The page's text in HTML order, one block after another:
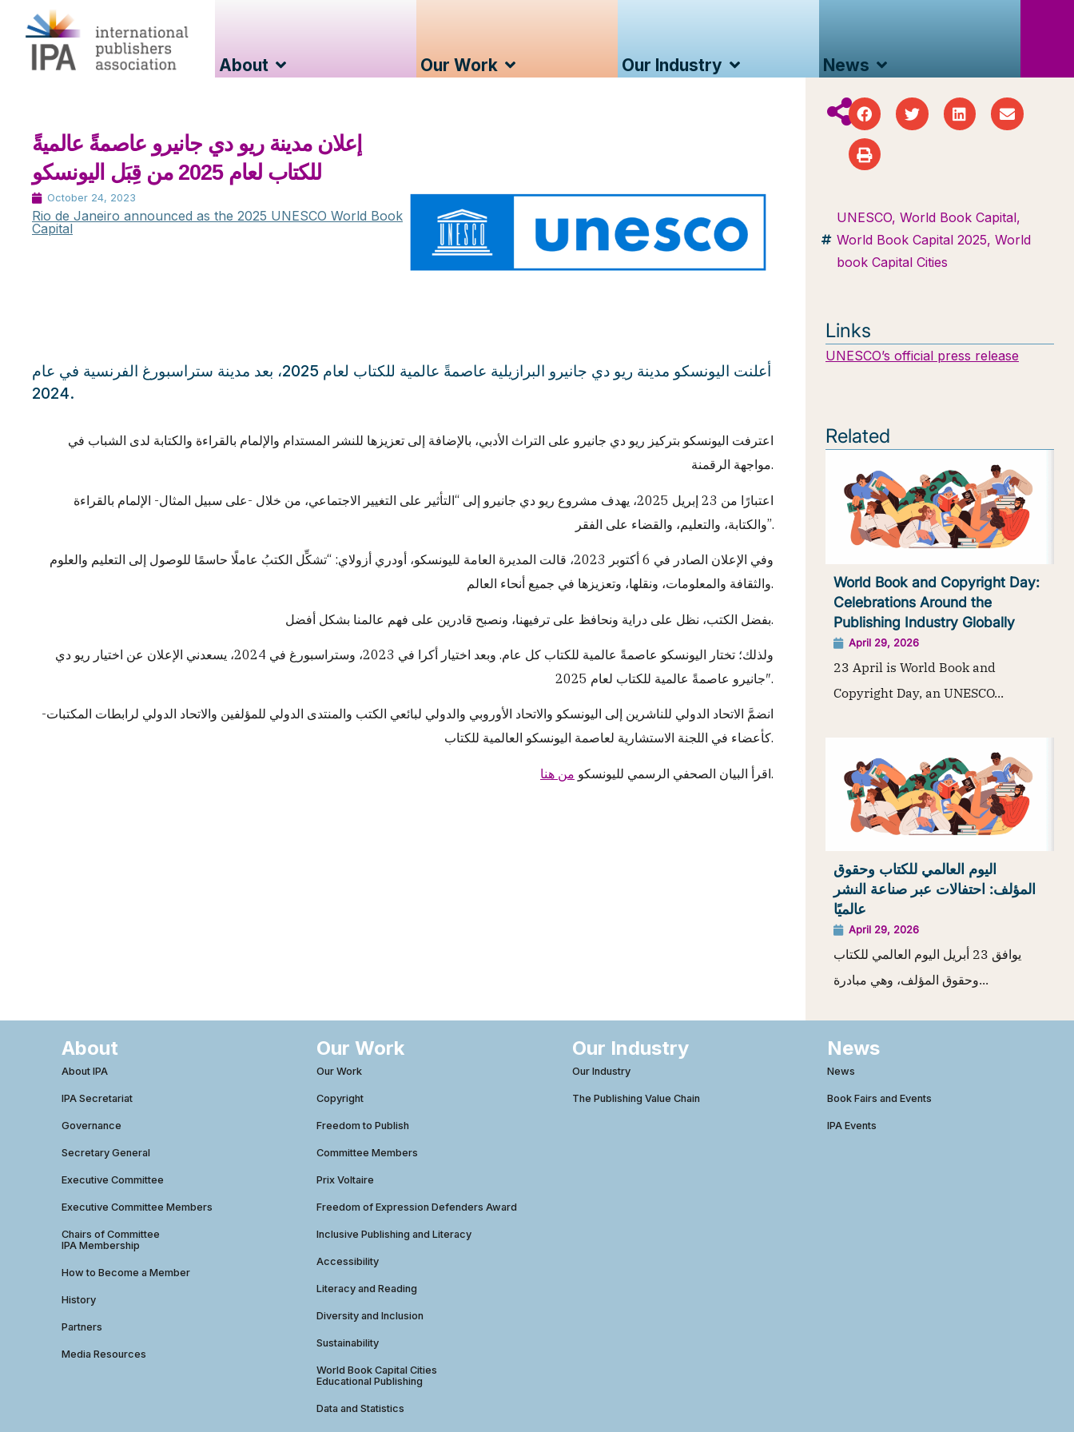
About Our Work Our Industry News
إعلان مدينة ريو دي جانيرو عاصمةً عالميةً
للكتاب لعام 2025 من قِبَل اليونسكو
October 24, 2023
Rio de Janeiro announced as the 2025 UNESCO World Book
Capital
أعلنت اليونسكو مدينة ريو دي جانيرو البرازيلية عاصمةً عالمية للكتاب لعام 2025، بعد مدينة ستراسبورغ الفرنسية في عام
2024.
اعترفت اليونسكو بتركيز ريو دي جانيرو على التراث الأدبي، بالإضافة إلى تعزيزها للنشر المستدام والإلمام بالقراءة والكتابة لدى الشباب في
مواجهة الرقمنة.
اعتبارًا من 23 إبريل 2025، يهدف مشروع ريو دي جانيرو إلى “التأثير على التغيير الاجتماعي، من خلال -على سبيل المثال- الإلمام بالقراءة
والكتابة، والتعليم، والقضاء على الفقر”.
وفي الإعلان الصادر في 6 أكتوبر 2023، قالت المديرة العامة لليونسكو، أودري أزولاي: “تشكِّل الكتبُ عاملًا حاسمًا للوصول إلى التعليم والعلوم
والثقافة والمعلومات، ونقلها، وتعزيزها في جميع أنحاء العالم.
بفضل الكتب، نظل على دراية ونحافظ على ترفيهنا، ونصبح قادرين على فهم عالمنا بشكل أفضل.
ولذلك؛ تختار اليونسكو عاصمةً عالمية للكتاب كل عام. وبعد اختيار أكرا في 2023، وستراسبورغ في 2024، يسعدني الإعلان عن اختيار ريو دي
جانيرو عاصمةً عالمية للكتاب لعام 2025″.
انضمَّ الاتحاد الدولي للناشرين إلى اليونسكو والاتحاد الأوروبي والدولي لبائعي الكتب والمنتدى الدولي للمؤلفين والاتحاد الدولي لرابطات المكتبات-
كأعضاء في اللجنة الاستشارية لعاصمة اليونسكو العالمية للكتاب.
اقرأ البيان الصحفي الرسمي لليونسكو من هنا .
UNESCO, World Book Capital,
World Book Capital 2025, World
book Capital Cities
Links
UNESCO’s official press release
Related
World Book and Copyright Day:
Celebrations Around the
Publishing Industry Globally
April 29, 2026
23 April is World Book and
Copyright Day, an UNESCO...
اليوم العالمي للكتاب وحقوق
المؤلف: احتفالات عبر صناعة النشر
عالميًا
April 29, 2026
يوافق 23 أبريل اليوم العالمي للكتاب
وحقوق المؤلف، وهي مبادرة...
About
About IPA
IPA Secretariat
Governance
Secretary General
Executive Committee
Executive Committee Members
Chairs of Committee
IPA Membership
How to Become a Member
History
Partners
Media Resources
Our Work
Our Work
Copyright
Freedom to Publish
Committee Members
Prix Voltaire
Freedom of Expression Defenders Award
Inclusive Publishing and Literacy
Accessibility
Literacy and Reading
Diversity and Inclusion
Sustainability
World Book Capital Cities
Educational Publishing
Data and Statistics
Our Industry
Our Industry
The Publishing Value Chain
News
News
Book Fairs and Events
IPA Events